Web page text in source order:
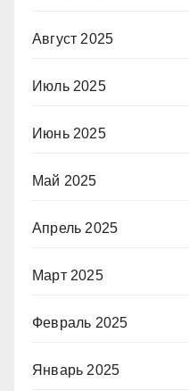
Август 2025
Июль 2025
Июнь 2025
Май 2025
Апрель 2025
Март 2025
Февраль 2025
Январь 2025